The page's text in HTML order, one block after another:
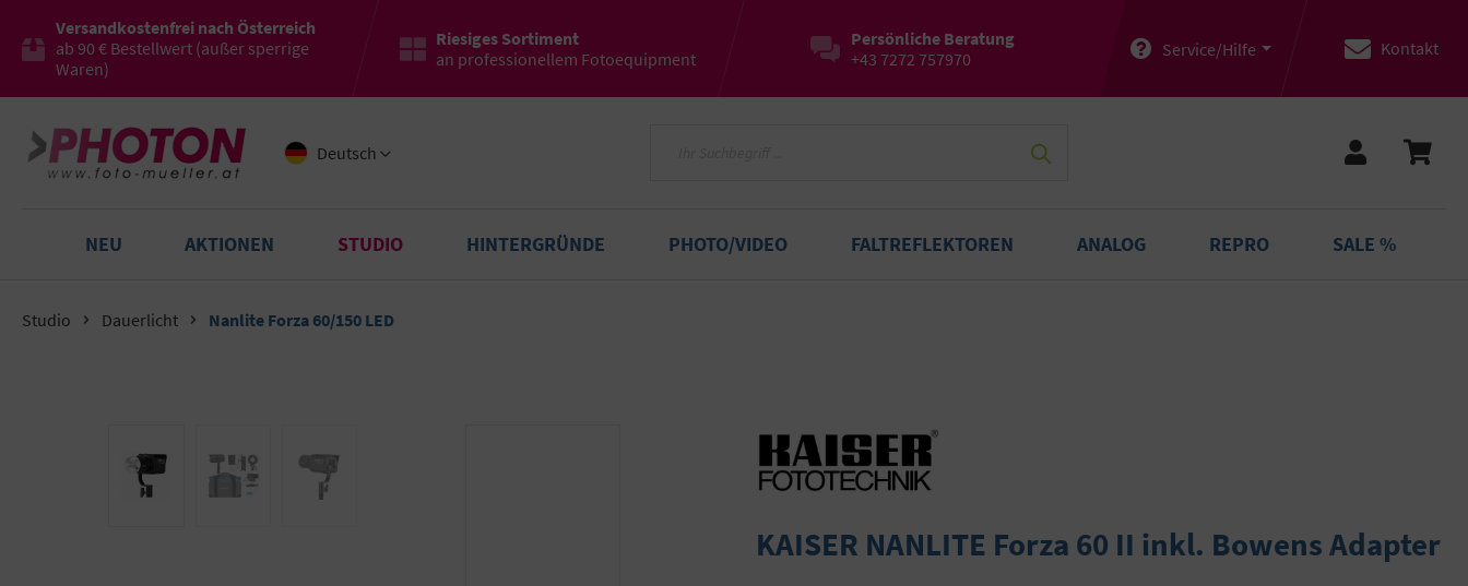
Versandkostenfrei nach Österreich
ab 90 € Bestellwert (außer sperrige
Waren)
Riesiges Sortiment
an professionellem Fotoequipment
Persönliche Beratung
+43 7272 757970
Service/Hilfe Kontakt
Deutsch
NEU AKTIONEN STUDIO HINTERGRÜNDE PHOTO/VIDEO FALTREFLEKTOREN ANALOG REPRO SALE %
Studio Dauerlicht Nanlite Forza 60/150 LED
KAISER NANLITE Forza 60 II inkl. Bowens Adapter